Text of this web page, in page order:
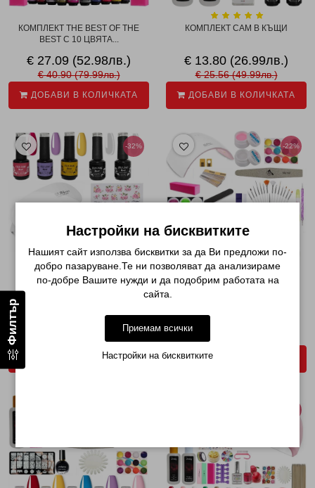
Филтър
КОМПЛЕКТ THE BEST OF THE
BEST С 10 ЦВЯТА...
€ 27.09 (52.98лв.)
€ 40.90 (79.99лв.)
ДОБАВИ В КОЛИЧКАТА
КОМПЛЕКТ САМ В КЪЩИ
€ 13.80 (26.99лв.)
€ 25.56 (49.99лв.)
ДОБАВИ В КОЛИЧКАТА
-32%
КОМПЛЕКТ ЧЕРЕН ПЕТЪК
€ 17.38 (33.99лв.)
€ 25.51 (49.89лв.)
ДОБАВИ В КОЛИЧКАТА
-22%
€ 35.74 (69.90лв.)
€ 46.01 (89.99лв.)
ДОБАВИ В КОЛИЧКАТА
Настройки на бисквитките
Нашият сайт използва бисквитки за да Ви предложи по-
добро пазаруване.Те ни позволяват да анализираме
по-добре Вашите нужди и да подобрим работата на
сайта.
Приемам всички
Настройки на бисквитките